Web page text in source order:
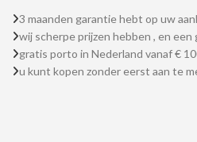
3 maanden garantie hebt op uw
wij scherpe prijzen hebben , en
gratis porto in Nederland vanaf €
u kunt kopen zonder eerst aan te